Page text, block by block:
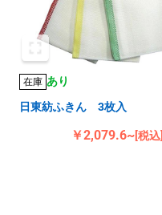
在庫 あり
日東紡ふきん 3枚入
￥2,079.6~[税込]